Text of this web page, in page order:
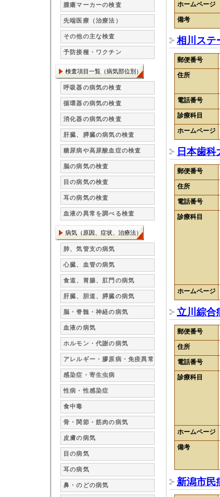
ホームページ
備考
相川ステ
郵便番号
住所
電話番号
診療科目
ホームページ
日本歯
郵便番号
住所
電話番号
診療科目
ホームページ
立川綜合
郵便番号
住所
電話番号
診療科目
ホームページ
備考
新潟市民
腫瘍マーカーの検査
先端医療（治療法）
その他の主な検査
予防接種・ワクチン
検査項目一覧（病気部位別）
呼吸器の病気の検査
循環器の病気の検査
消化器の病気の検査
肝臓、膵臓の病気の検査
糖尿病や高尿酸血症の検査
脳の病気の検査
目の病気の検査
耳の病気の検査
血液の異常を調べる検査
病気（原因、症状、治療法）
肺、気管支の病気
心臓、血管の病気
食道、胃腸、肛門の病気
肝臓、胆道、膵臓の病気
脳・脊髄・神経の病気
血液の病気
ホルモン・代謝の病気
アレルギー・膠原病・免疫異常
感染症・寄生虫病
性病・性感染症
食中毒
骨・関節・筋肉の病気
皮膚の病気
目の病気
耳の病気
鼻・のどの病気